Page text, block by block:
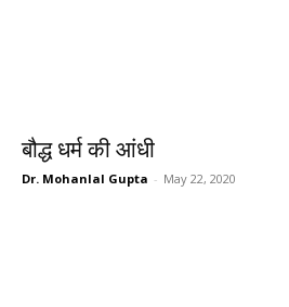
बौद्ध धर्म की आंधी
Dr. Mohanlal Gupta - May 22, 2020